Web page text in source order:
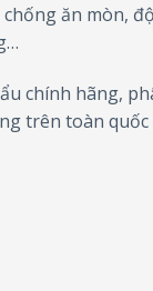
chống ăn mòn,
chính hãng,
trên toàn